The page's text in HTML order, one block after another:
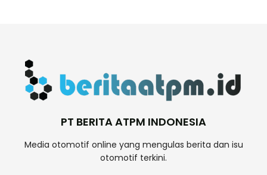
PT BERITA ATPM INDONESIA
Media otomotif online yang mengulas berita dan isu
otomotif terkini.